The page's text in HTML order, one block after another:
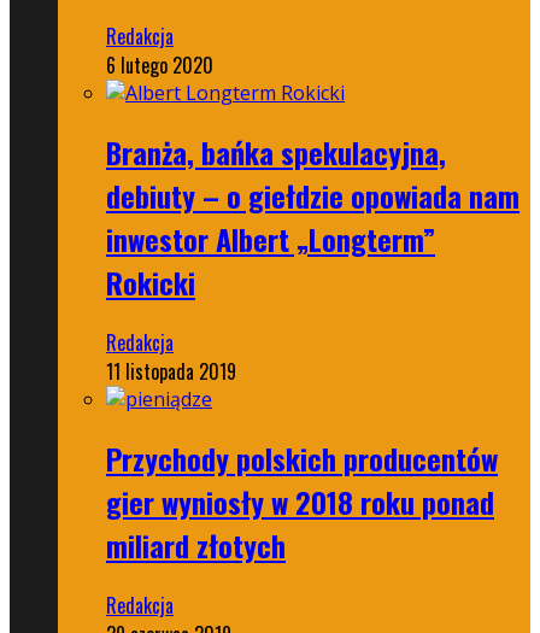
Redakcja
6 lutego 2020
Branża, bańka spekulacyjna,
debiuty – o giełdzie opowiada nam
inwestor Albert „Longterm”
Rokicki
Redakcja
11 listopada 2019
Przychody polskich producentów
gier wyniosły w 2018 roku ponad
miliard złotych
Redakcja